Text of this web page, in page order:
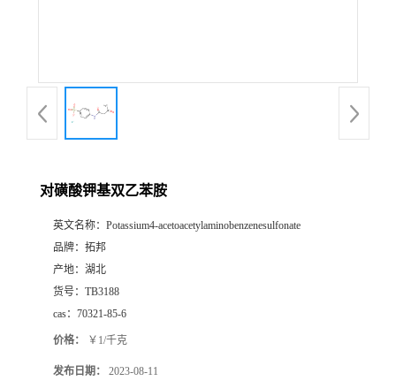
对磺酸钾基双乙苯胺
英文名称： Potassium4-acetoacetylaminobenzenesulfonate
品牌： 拓邦
产地： 湖北
货号： TB3188
cas： 70321-85-6
价格： ￥1/千克
发布日期： 2023-08-11